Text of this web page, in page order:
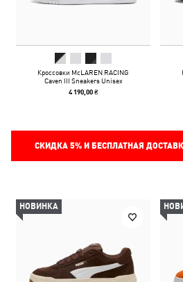
Кроссовки McLAREN RACING
Caven III Sneakers Unisex
4 190,00 ₴
СКИДКА 5%И БЕСПЛАТНАЯ
НОВИНКА